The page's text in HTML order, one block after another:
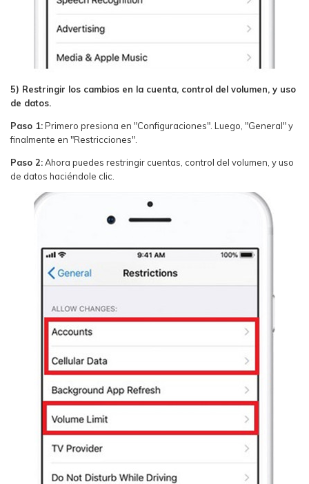
5) Restringir los cambios en la cuenta, control del volumen, y uso
de datos.
Paso 1: Primero presiona en "Configuraciones". Luego, "General" y
finalmente en "Restricciones".
Paso 2:Ahora puedes restringir cuentas, control del volumen, y uso
de datos haciéndole clic.